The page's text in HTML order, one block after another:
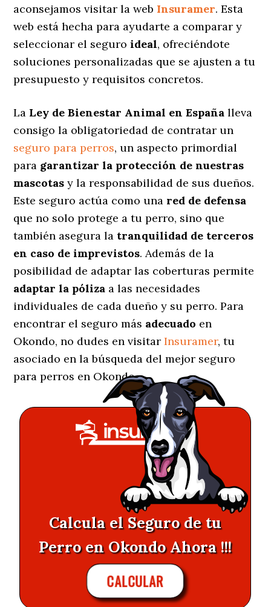
aconsejamos visitar la web Insuramer. Esta
web está hecha para ayudarte a comparar y
seleccionar el seguroideal, ofreciéndote
soluciones personalizadas que se ajusten a tu
presupuesto y requisitos concretos.
La Ley de Bienestar Animal en España lleva
consigo la obligatoriedad de contratar un
seguro para perros, un aspecto primordial
para garantizar la protección de nuestras
mascotas y la responsabilidad de sus dueños.
Este seguro actúa como una red de defensa
que no solo protege a tu perro, sino que
también asegura la tranquilidad de terceros
en caso de imprevistos. Además de la
posibilidad de adaptar las coberturas permite
adaptar la póliza a las necesidades
individuales de cada dueño y su perro. Para
encontrar el seguro más adecuado en
Okondo, no dudes en visitarInsuramer, tu
asociado en la búsqueda del mejor seguro
para perros en Okondo.
Calcula el Seguro de tu
Perro en Okondo Ahora !!!
CALCULAR